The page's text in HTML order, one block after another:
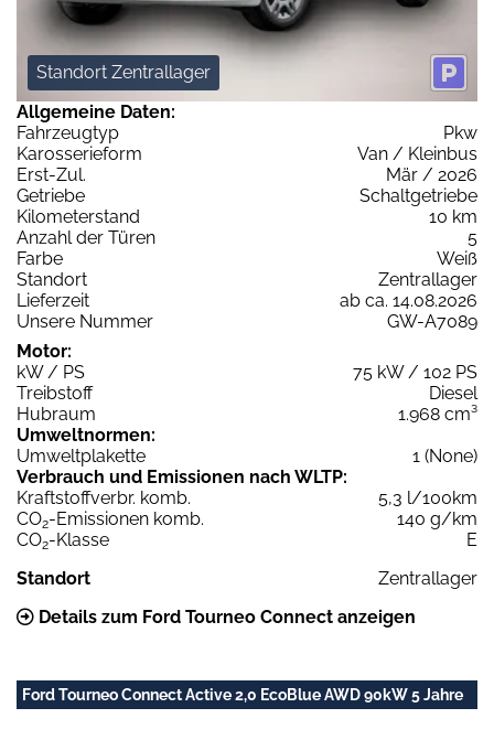
Standort Zentrallager
Allgemeine Daten:
Fahrzeugtyp
Pkw
Karosserieform
Van / Kleinbus
Erst-Zul.
Mär / 2026
Getriebe
Schaltgetriebe
Kilometerstand
10 km
Anzahl der Türen
5
Farbe
Weiß
Standort
Zentrallager
Lieferzeit
ab ca. 14.08.2026
Unsere Nummer
GW-A7089
Motor:
kW / PS
75 kW / 102 PS
Treibstoff
Diesel
Hubraum
1.968 cm³
Umweltnormen:
Umweltplakette
1 (None)
Verbrauch und Emissionen nach WLTP:
Kraftstoffverbr. komb.
5,3 l/100km
CO2-Emissionen komb.
140 g/km
CO2-Klasse
E
Standort
Zentrallager
Details zum Ford Tourneo Connect anzeigen
Ford Tourneo Connect Active 2,0 EcoBlue AWD 90kW 5 Jahre